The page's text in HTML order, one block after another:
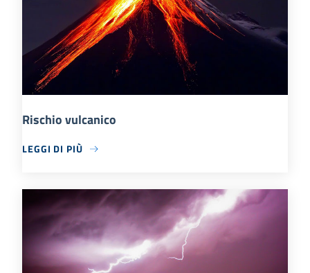
Rischio vulcanico
LEGGI DI PIÙ